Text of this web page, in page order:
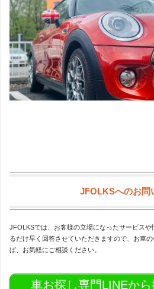
JFOLKSへのお問
JFOLKSでは、お客様の立場になったサービス
るだけ早く回答させていただきますので、お車
ば、お気軽にご相談ください。
車お探し専門LINEか